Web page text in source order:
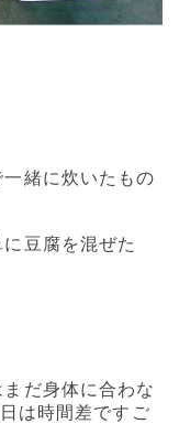
緒に炊いたもの
豆腐を混ぜた
だ身体に合わな
は時間差ですご